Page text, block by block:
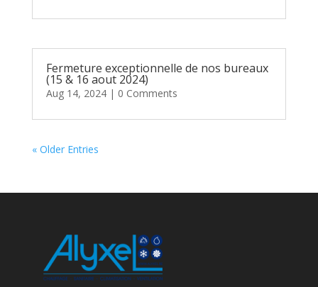
Fermeture exceptionnelle de nos bureaux
(15 & 16 aout 2024)
Aug 14, 2024| 0 Comments
« Older Entries